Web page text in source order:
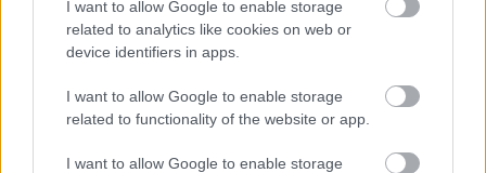
I want to allow Google to enable storage
related to analytics like cookies on web or
device identifiers in apps.
I want to allow Google to enable storage
related to functionality of the website or app.
I want to allow Google to enable storage
Szólj hozzá!
A hozzászóláshoz be kell lépned!